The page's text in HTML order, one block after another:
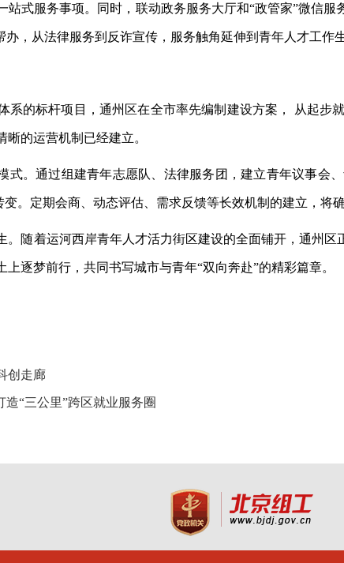
站式服务事项。同时，联动政务服务大厅和“政管家”微信服
，从法律服务到反诈宣传，服务触角延伸到青年人才工作
系的标杆项目，通州区在全市率先编制建设方案， 从起步
的运营机制已经建立。
式。通过组建青年志愿队、法律服务团，建立青年议事会
。定期会商、动态评估、需求反馈等长效机制的建立，将
。随着运河西岸青年人才活力街区建设的全面铺开，通州区
逐梦前行，共同书写城市与青年“双向奔赴”的精彩篇章。
创走廊
“三公里”跨区就业服务圈